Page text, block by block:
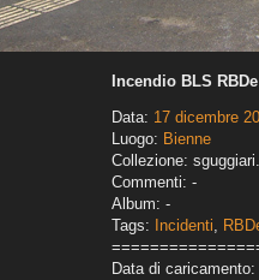
Incendio BLS
Data: 17 dicembre
Luogo: Bienne
Collezione:
Commenti: -
Album: -
Tags:
Incidenti,
Data di caricamento: